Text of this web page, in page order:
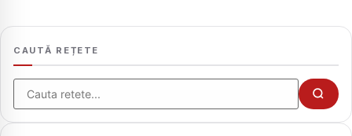
CAUTĂ REȚETE
Cauta